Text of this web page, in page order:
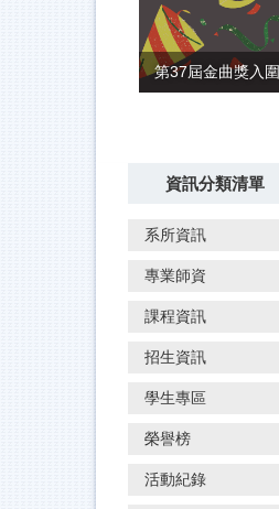
第37屆金曲獎入圍
資訊分類清單
系所資訊
專業師資
課程資訊
招生資訊
學生專區
榮譽榜
活動紀錄